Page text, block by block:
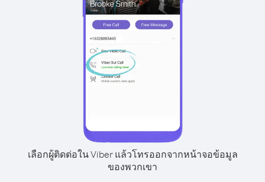
เลือกผู้ติดต่อใน Viber แล้วโทรออกจากหน้าจอข้อมูล
ของพวกเขา